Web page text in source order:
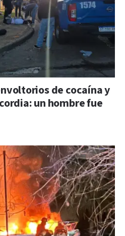
de cocaína y
un hombre fue